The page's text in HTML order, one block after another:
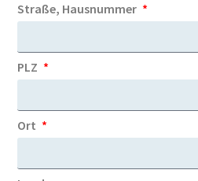
Straße, Hausnummer
PLZ
Ort